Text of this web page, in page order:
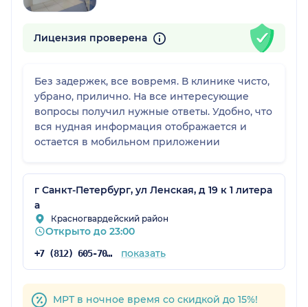
Лицензия проверена
Без задержек, все вовремя. В клинике чисто,
убрано, прилично. На все интересующие
вопросы получил нужные ответы. Удобно, что
вся нудная информация отображается и
остается в мобильном приложении
г Санкт-Петербург, ул Ленская, д 19 к 1 литера
а
Красногвардейский район
Открыто до 23:00
+7 (812) 605-70-67 показать
МРТ в ночное время со скидкой до 15%!